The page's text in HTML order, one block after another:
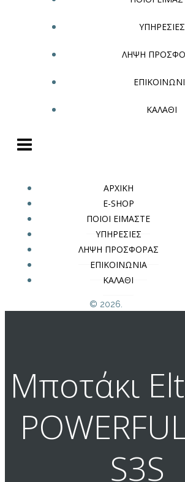
ΥΠΗΡΕΣΙΕΣ
ΛΗΨΗ
ΚΑΛΑΘΙ
ΑΡΧΙΚΗ
E-SHOP
ΠΟΙΟΙ ΕΙΜΑΣΤΕ
ΥΠΗΡΕΣΙΕΣ
ΛΗΨΗ ΠΡΟΣΦΟΡΑΣ
ΕΠΙΚΟΙΝΩΝΙΑ
ΚΑΛΑΘΙ
© 2026.
Μποτάκι
S3S